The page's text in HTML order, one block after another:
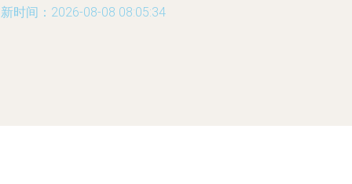
时间：2026-08-08 08:05:34